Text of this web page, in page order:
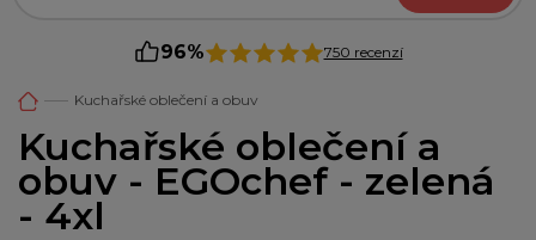
96% 750 recenzí
Kuchařské oblečení a obuv
Kuchařské oblečení a
obuv - EGOchef - zelená
- 4xl